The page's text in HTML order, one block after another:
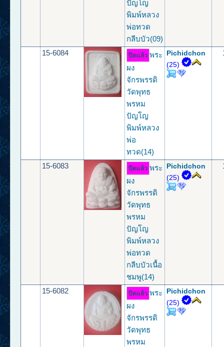
ปัญโญ
พิมพ์หลวง
พ่อทวด
กลีบบัว(09)
15-6084 ปิดแล้ว พระ
ผง
จักรพรรดิ
วัดพุทธ
พรหม
ปัญโญ
พิมพ์หลวง
พ่อ
ทวด(14)
Pichidchon
(25)
15-6083 ปิดแล้ว พระ
ผง
จักรพรรดิ
วัดพุทธ
พรหม
ปัญโญ
พิมพ์หลวง
พ่อทวด
กลีบบัวเนื้อ
ชมพู(14)
Pichidchon
(25)
15-6082 ปิดแล้ว พระ
ผง
จักรพรรดิ
วัดพุทธ
พรหม
Pichidchon
(25)